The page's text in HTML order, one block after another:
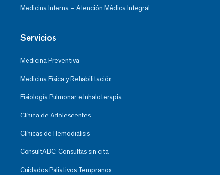
Medicina Interna – Atención Médica Integral
Servicios
Medicina Preventiva
Medicina Física y Rehabilitación
Fisiología Pulmonar e Inhaloterapia
Clínica de Adolescentes
Clínicas de Hemodiálisis
ConsultABC: Consultas sin cita
Cuidados Paliativos Tempranos